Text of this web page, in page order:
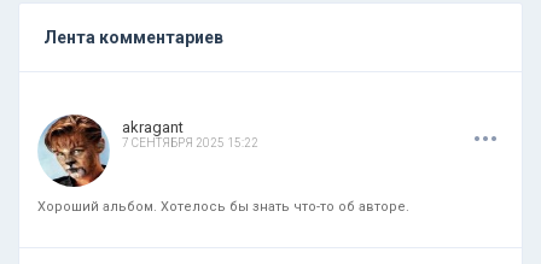
Лента комментариев
akragant
7 СЕНТЯБРЯ 2025 15:22 ...
Хороший альбом. Хотелось бы знать что-то об авторе.